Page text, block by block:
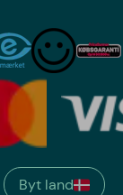
Byt land